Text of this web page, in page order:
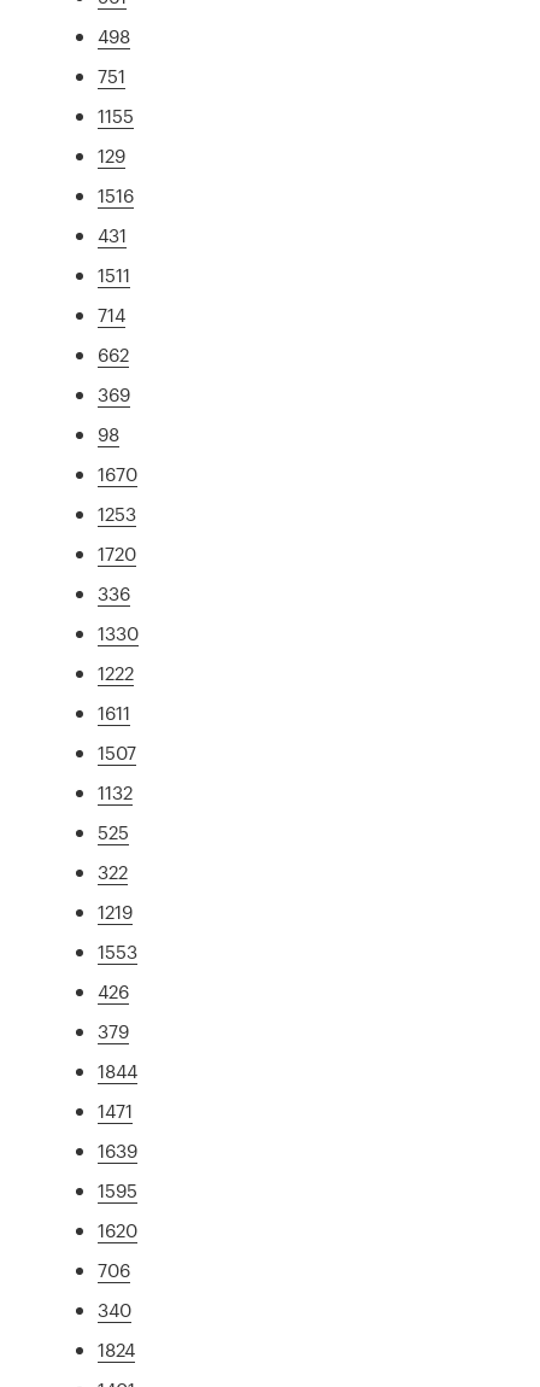
498
751
1155
129
1516
431
1511
714
662
369
98
1670
1253
1720
336
1330
1222
1611
1507
1132
525
322
1219
1553
426
379
1844
1471
1639
1595
1620
706
340
1824